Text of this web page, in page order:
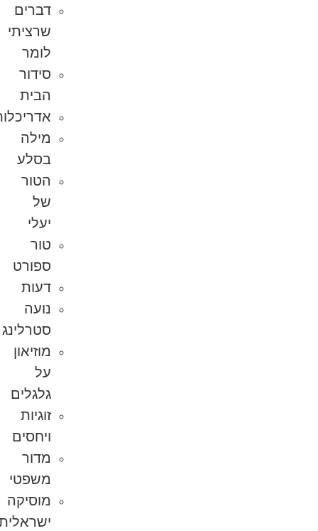
דברים
שרציתי
לומר
סידור
הבית
אדריכלות
מילה
בסלע
הטור
טור
ספורט
דעות
נועה
סטרלינג
מוזיאון
גלגלים
זוגיות
ויחסים
מדור
משפטי
מוסיקה
ישראלית